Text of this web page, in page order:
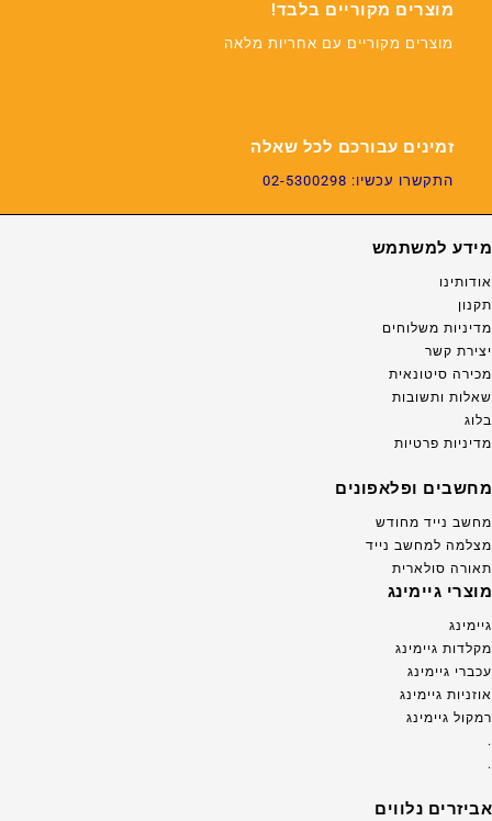
מוצרים מקוריים בלבד!
מוצרים מקוריים עם אחריות מלאה
זמינים עבורכם לכל שאלה
התקשרו עכשיו: 02-5300298
מידע למשתמש
אודותינו
תקנון
מדיניות משלוחים
יצירת קשר
מכירה סיטונאית
שאלות ותשובות
בלוג
מדיניות פרטיות
מחשבים ופלאפונים
מחשב נייד מחודש
מצלמה למחשב נייד
תאורה סולארית
מוצרי גיימינג
גיימינג
מקלדות גיימינג
עכברי גיימינג
אוזניות גיימינג
רמקול גיימינג
.
.
אביזרים נלווים